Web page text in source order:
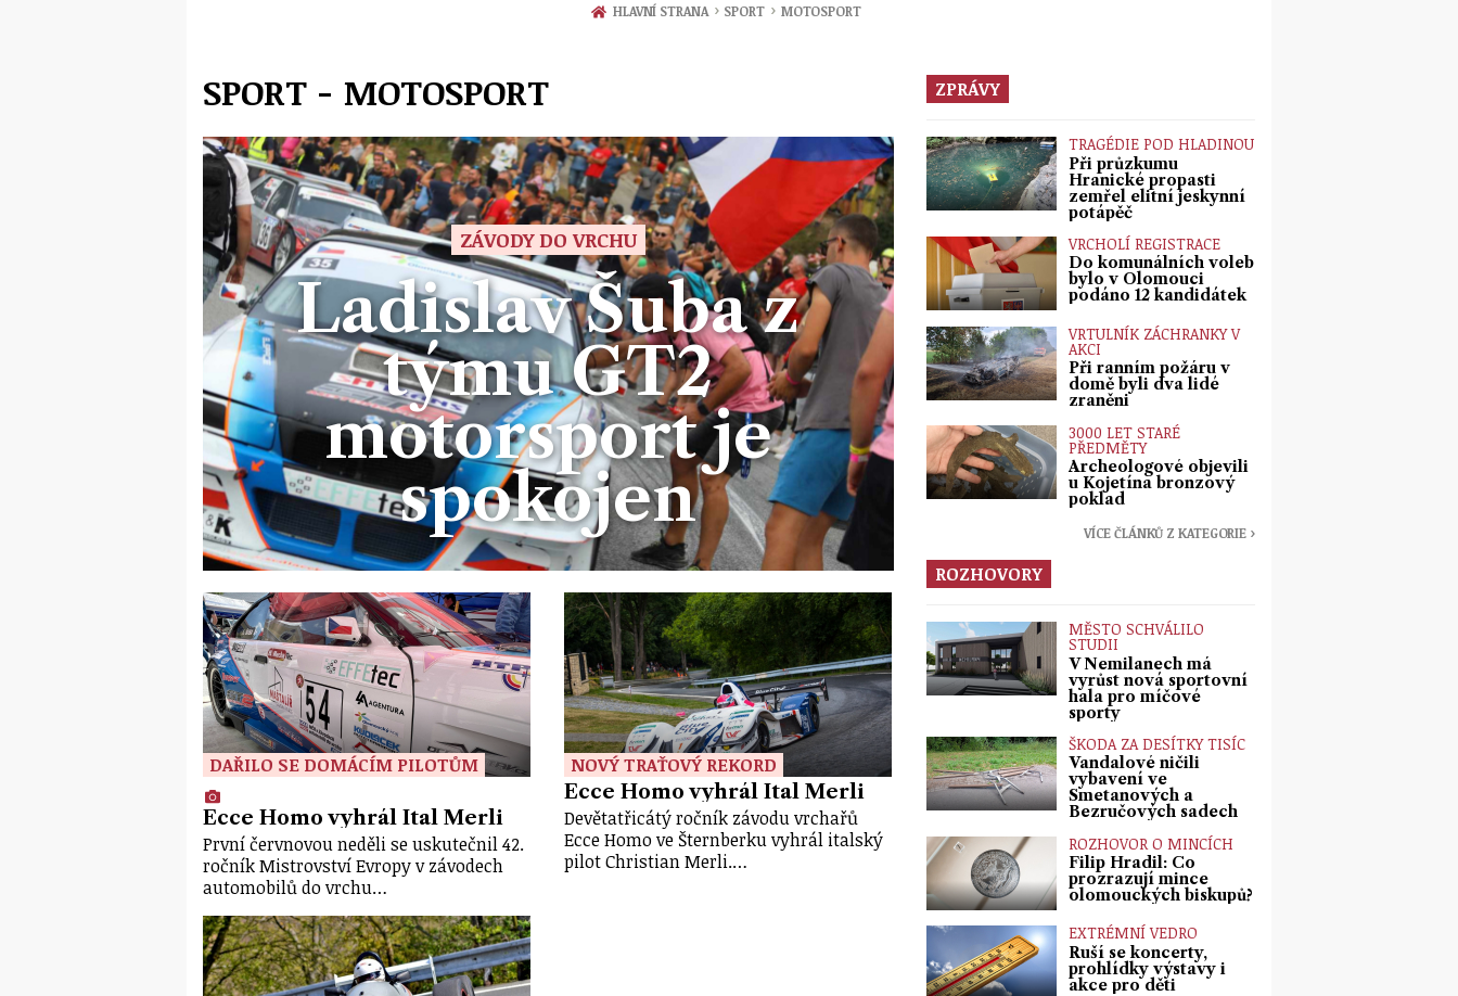
HLAVNÍ STRANA › SPORT › MOTOSPORT
SPORT - MOTOSPORT
ZÁVODY DO VRCHU
Ladislav Šuba z
týmu GT2
motorsport je
spokojen
DAŘILO SE DOMÁCÍM PILOTŮM
Ecce Homo vyhrál Ital Merli
První červnovou neděli se uskutečnil 42.
ročník Mistrovství Evropy v závodech
automobilů do vrchu…
NOVÝ TRAŤOVÝ REKORD
Ecce Homo vyhrál Ital Merli
Devětatřicátý ročník závodu vrchařů
Ecce Homo ve Šternberku vyhrál italský
pilot Christian Merli.…
ZPRÁVY
TRAGÉDIE POD HLADINOU
Při průzkumu
Hranické propasti
zemřel elitní jeskynní
potápěč
VRCHOLÍ REGISTRACE
Do komunálních voleb
bylo v Olomouci
podáno 12 kandidátek
VRTULNÍK ZÁCHRANKY V
AKCI
Při ranním požáru v
domě byli dva lidé
zraněni
3000 LET STARÉ
PŘEDMĚTY
Archeologové objevili
u Kojetína bronzový
poklad
VÍCE ČLÁNKŮ Z KATEGORIE ›
ROZHOVORY
MĚSTO SCHVÁLILO
STUDII
V Nemilanech má
vyrůst nová sportovní
hala pro míčové
sporty
ŠKODA ZA DESÍTKY TISÍC
Vandalové ničili
vybavení ve
Smetanových a
Bezručových sadech
ROZHOVOR O MINCÍCH
Filip Hradil: Co
prozrazují mince
olomouckých biskupů?
EXTRÉMNÍ VEDRO
Ruší se koncerty,
prohlídky výstavy i
akce pro děti